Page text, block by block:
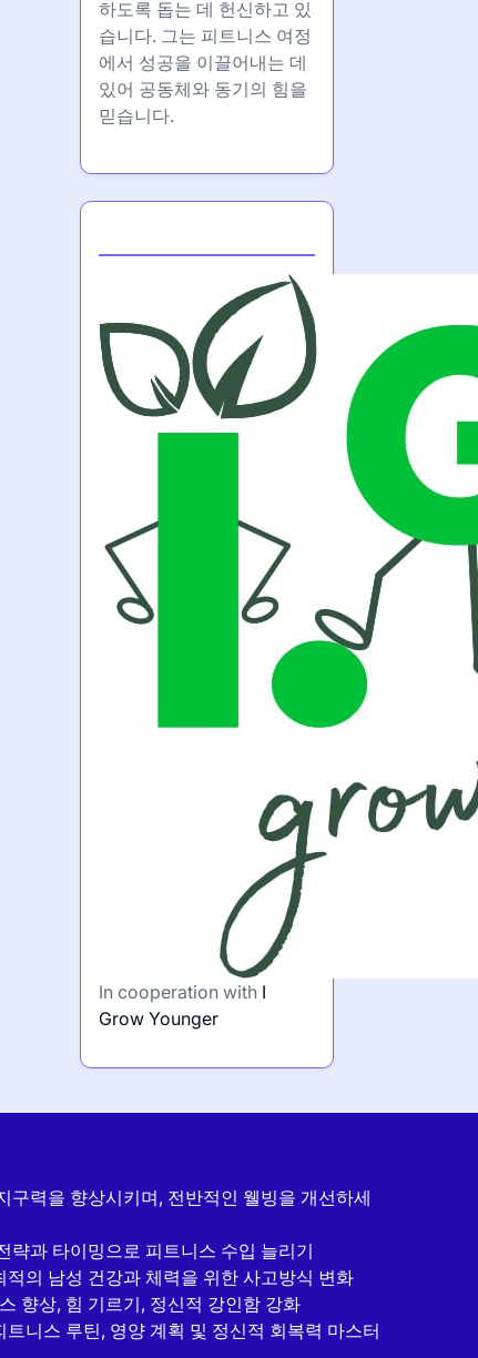
하도록 돕는 데 헌신하고 있
습니다. 그는 피트니스 여정
에서 성공을 이끌어내는 데
있어 공동체와 동기의 힘을
믿습니다.
In cooperation with I
Grow Younger
구력을 향상시키며, 전반적인 웰빙을 개선하세
략과 타이밍으로 피트니스 수입 늘리기
의 남성 건강과 체력을 위한 사고방식 변화
향상, 힘 기르기, 정신적 강인함 강화
니스 루틴, 영양 계획 및 정신적 회복력 마스터